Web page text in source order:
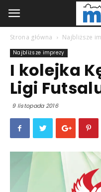
Strona główna Najbliższe
Najbliższe imprezy
I kolejka
Ligi
9 listopada 2016